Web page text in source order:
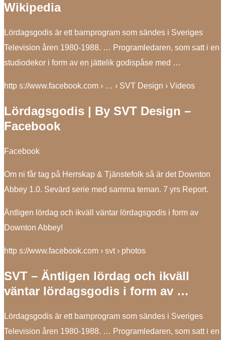
Wikipedia
Lördagsgodis är ett barnprogram som sändes i Sveriges
Television åren 1980-1988. … Programledaren, som satt i en
studiodekor i form av en jättelik godispåse med …
http s://www.facebook.com › … › SVT Design › Videos
Lördagsgodis | By SVT Design –
Facebook
Facebook
Om ni får tag på Herrskap & Tjänstefolk så är det Downton
Abbey 1.0. Sevärd serie med samma teman. 7 yrs Report.
Äntligen lördag och ikväll väntar lördagsgodis i form av
Downton Abbey!
http s://www.facebook.com › svt › photos
SVT – Äntligen lördag och ikväll
väntar lördagsgodis i form av …
Lördagsgodis är ett barnprogram som sändes i Sveriges
Television åren 1980-1988. … Programledaren, som satt i en